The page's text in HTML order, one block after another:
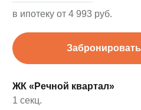
в ипотеку от 4 993 руб.
Забронировать
ЖК «Речной квартал»
1 секц.